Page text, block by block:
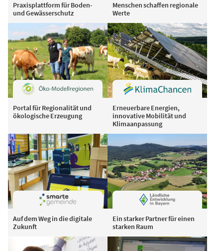
Praxisplattform für Boden-
und Gewässerschutz
Menschen schaffen regionale
Werte
Portal für Regionalität und
ökologische Erzeugung
Erneuerbare Energien,
innovative Mobilität und
Klimaanpassung
Auf dem Weg in die digitale
Zukunft
Ein starker Partner für einen
starken Raum